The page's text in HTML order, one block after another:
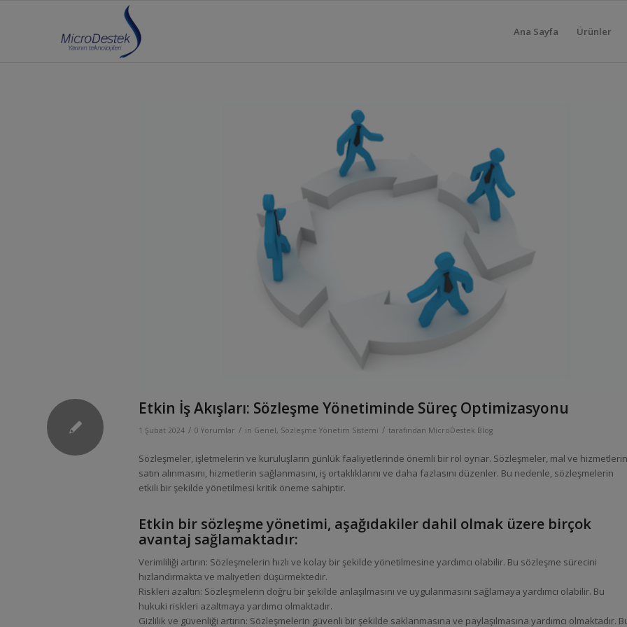
Ana Sayfa Ürünler
Etkin İş Akışları: Sözleşme Yönetiminde Süreç Optimizasyonu
1 Şubat 2024 / 0 Yorumlar / in Genel, Sözleşme Yönetim Sistemi / tarafından MicroDestek Blog
Sözleşmeler, işletmelerin ve kuruluşların günlük faaliyetlerinde önemli bir rol oynar. Sözleşmeler, mal ve hizmetlerin
satın alınmasını, hizmetlerin sağlanmasını, iş ortaklıklarını ve daha fazlasını düzenler. Bu nedenle, sözleşmelerin
etkili bir şekilde yönetilmesi kritik öneme sahiptir.
Etkin bir sözleşme yönetimi, aşağıdakiler dahil olmak üzere birçok
avantaj sağlamaktadır:
Verimliliği artırın: Sözleşmelerin hızlı ve kolay bir şekilde yönetilmesine yardımcı olabilir. Bu sözleşme sürecini
hızlandırmakta ve maliyetleri düşürmektedir.
Riskleri azaltın: Sözleşmelerin doğru bir şekilde anlaşılmasını ve uygulanmasını sağlamaya yardımcı olabilir. Bu
hukuki riskleri azaltmaya yardımcı olmaktadır.
Gizlilik ve güvenliği artırın: Sözleşmelerin güvenli bir şekilde saklanmasına ve paylaşılmasına yardımcı olmaktadır.